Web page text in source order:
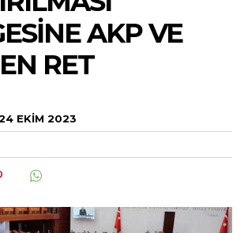
AKP VE
RET
EKIM 2023